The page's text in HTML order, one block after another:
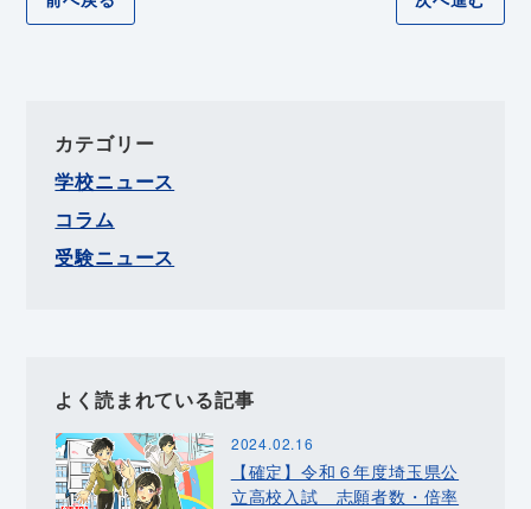
カテゴリー
学校ニュース
コラム
受験ニュース
よく読まれている記事
2024.02.16
【確定】令和６年度埼玉県公
立高校入試 志願者数・倍率